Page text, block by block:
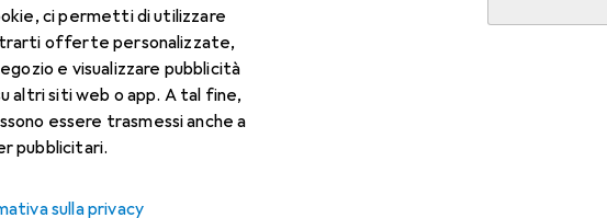
ci permetti di utilizzare
offerte personalizzate,
e visualizzare pubblicità
altri siti web o app. A tal fine,
essere trasmessi anche a
pubblicitari.
sulla privacy